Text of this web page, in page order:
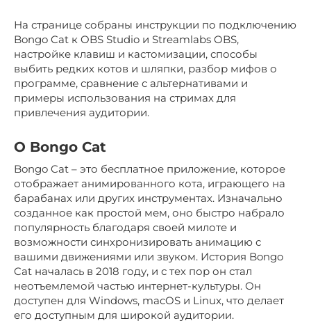
На странице собраны инструкции по подключению
Bongo Cat к OBS Studio и Streamlabs OBS,
настройке клавиш и кастомизации, способы
выбить редких котов и шляпки, разбор мифов о
программе, сравнение с альтернативами и
примеры использования на стримах для
привлечения аудитории.
О Bongo Cat
Bongo Cat – это бесплатное приложение, которое
отображает анимированного кота, играющего на
барабанах или других инструментах. Изначально
созданное как простой мем, оно быстро набрало
популярность благодаря своей милоте и
возможности синхронизировать анимацию с
вашими движениями или звуком. История Bongo
Cat началась в 2018 году, и с тех пор он стал
неотъемлемой частью интернет-культуры. Он
доступен для Windows, macOS и Linux, что делает
его доступным для широкой аудитории.